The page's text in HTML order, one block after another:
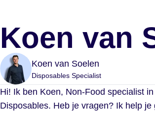
Koen van
Koen van Soelen
Disposables Specialist
Hi! Ik ben Koen, Non-Food specialist
Disposables. Heb je vragen? Ik help je